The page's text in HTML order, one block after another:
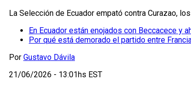
La Selección de Ecuador empató contra Curazao,
En Ecuador están enojados con Beccacece y
Por qué está demorado el partido entre
Por Gustavo Dávila
21/06/2026 - 13:01hs EST